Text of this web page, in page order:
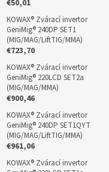
€50,01
KOWAX® Zvárací invertor
GeniMig® 240DP SET1
(MIG/MAG/LiftTIG/MMA)
€723,70
KOWAX® Zvárací invertor
GeniMig® 220LCD SET2a
(MIG/MAG/MMA)
€900,46
KOWAX® Zvárací invertor
GeniMig® 240DP SET1QYT
(MIG/MAG/LiftTIG/MMA)
€961,06
KOWAX® Zvárací invertor